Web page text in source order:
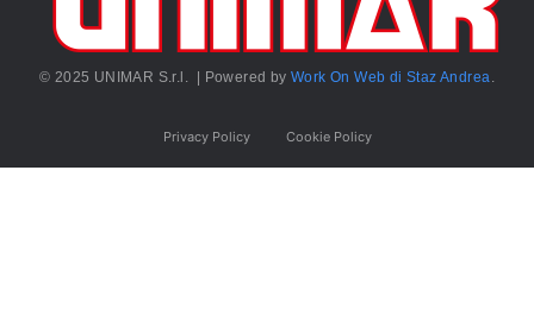
© 2025 UNIMAR S.r.l. | Powered byWork On Web di Staz Andrea.
Privacy Policy Cookie Policy